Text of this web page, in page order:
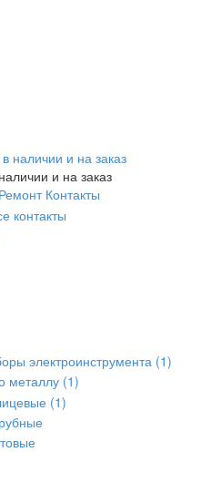
и на заказ
Ремонт Контакты
контакты
электроинструмента (1)
металлу (1)
(1)